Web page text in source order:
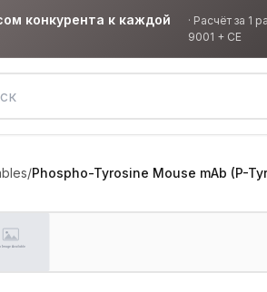
конкурента к каждой
· Расчёт за 1
9001 + CE
/Phospho-Tyrosine Mouse mAb (P-